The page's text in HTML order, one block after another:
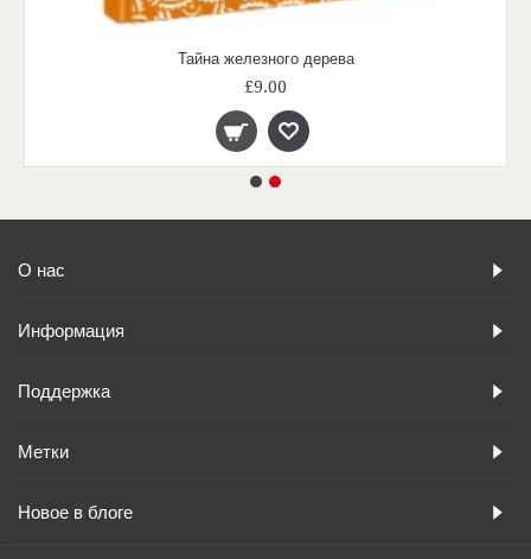
Тайна железного дерева
£9.00
О нас
Информация
Поддержка
Метки
Новое в блоге